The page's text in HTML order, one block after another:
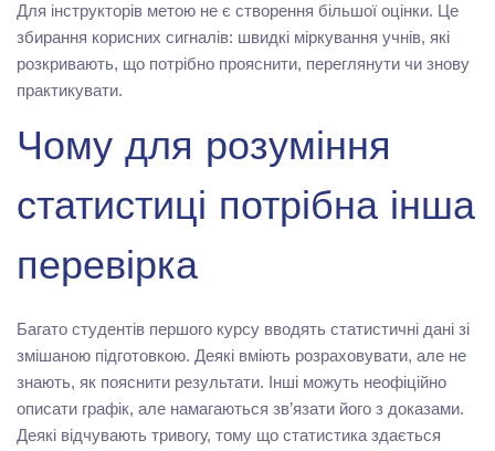
Для інструкторів метою не є створення більшої оцінки. Це
збирання корисних сигналів: швидкі міркування учнів, які
розкривають, що потрібно прояснити, переглянути чи знову
практикувати.
Чому для розуміння
статистиці потрібна інша
перевірка
Багато студентів першого курсу вводять статистичні дані зі
змішаною підготовкою. Деякі вміють розраховувати, але не
знають, як пояснити результати. Інші можуть неофіційно
описати графік, але намагаються зв’язати його з доказами.
Деякі відчувають тривогу, тому що статистика здається